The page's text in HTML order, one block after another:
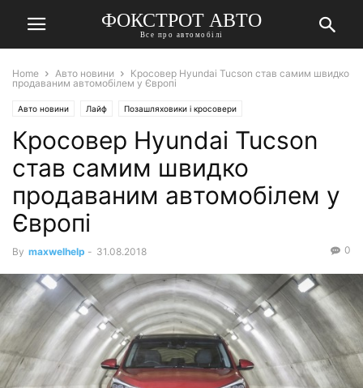
ФОКСТРОТ АВТО
Все про автомобілі
Home Авто новини
Кросовер Hyundai Tucson став самим швидко
продаваним автомобілем у Європі
Авто новини Лайф Позашляховики і кросовери
Кросовер Hyundai Tucson
став самим швидко
продаваним автомобілем у
Європі
By maxwelhelp - 31.08.2018 0